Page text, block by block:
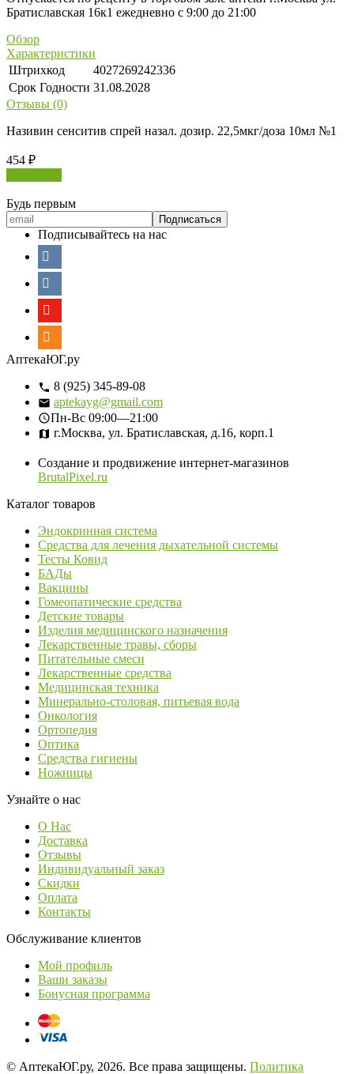
Братиславская 16к1 ежедневно с 9:00 до 21:00
Обзор
Характеристики
Штрихкод
4027269242336
Срок Годности 31.08.2028
Отзывы (0)
Називин сенситив спрей назал. дозир. 22,5мкг/доза 10мл №1
454 ₽
Будь первым
Подписывайтесь на нас
АптекаЮГ.ру
8 (925) 345-89-08
aptekayg@gmail.com
Пн-Вс 09:00—21:00
г.Москва, ул. Братиславская, д.16, корп.1
Создание и продвижение интернет-магазинов
BrutalPixel.ru
Каталог товаров
Эндокринная система
Средства для лечения дыхательной системы
Тесты Ковид
БАДы
Вакцины
Гомеопатические средства
Детские товары
Изделия медицинского назначения
Лекарственные травы, сборы
Питательные смеси
Лекарственные средства
Медицинская техника
Минерально-столовая, питьевая вода
Онкология
Ортопедия
Оптика
Средства гигиены
Ножницы
Узнайте о нас
О Нас
Доставка
Отзывы
Индивидуальный заказ
Скидки
Оплата
Контакты
Обслуживание клиентов
Мой профиль
Ваши заказы
Бонусная программа
© АптекаЮГ.ру, 2026. Все права защищены. Политика